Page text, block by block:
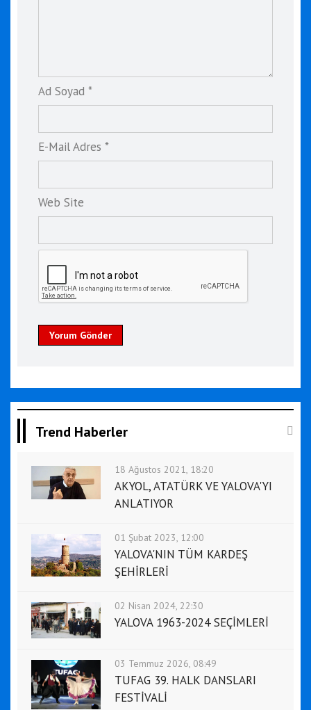
Ad Soyad *
E-Mail Adres *
Web Site
Yorum Gönder
Trend Haberler
18 Ağustos 2021, 18:20
AKYOL, ATATÜRK VE YALOVA'YI
ANLATIYOR
01 Şubat 2023, 12:00
YALOVA'NIN TÜM KARDEŞ
ŞEHİRLERİ
02 Nisan 2024, 22:30
YALOVA 1963-2024 SEÇİMLERİ
03 Temmuz 2026, 08:49
TUFAG 39. HALK DANSLARI
FESTİVALİ